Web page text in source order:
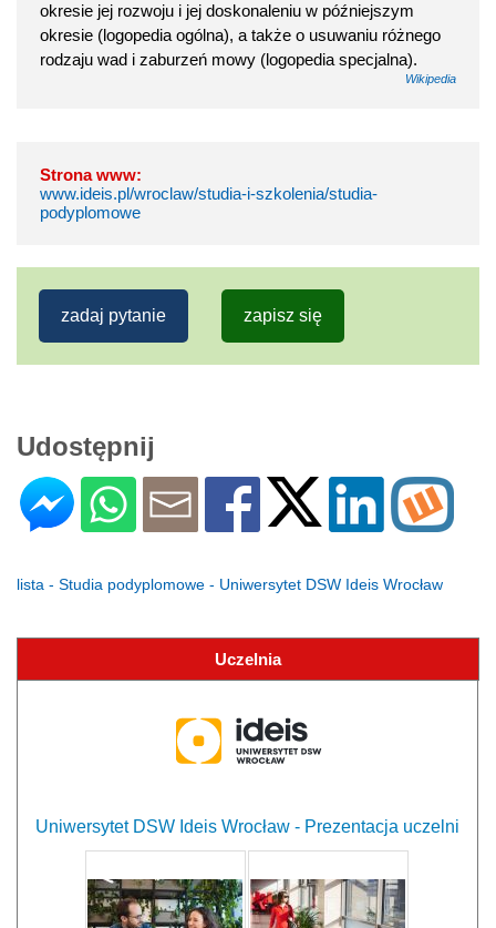
okresie jej rozwoju i jej doskonaleniu w późniejszym
okresie (logopedia ogólna), a także o usuwaniu różnego
rodzaju wad i zaburzeń mowy (logopedia specjalna).
Wikipedia
Strona www:
www.ideis.pl/wroclaw/studia-i-szkolenia/studia-
podyplomowe
zadaj pytanie zapisz się
Udostępnij
lista - Studia podyplomowe - Uniwersytet DSW Ideis Wrocław
Uczelnia
Uniwersytet DSW Ideis Wrocław - Prezentacja uczelni